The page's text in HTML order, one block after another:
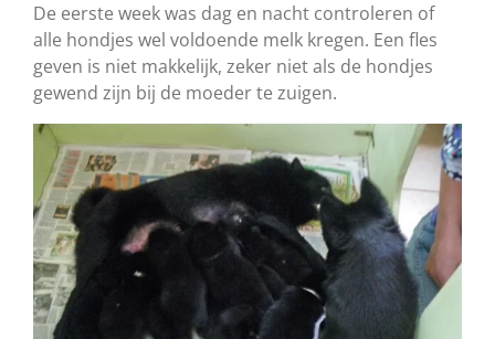
De eerste week was dag en nacht controleren of
alle hondjes wel voldoende melk kregen. Een fles
geven is niet makkelijk, zeker niet als de hondjes
gewend zijn bij de moeder te zuigen.